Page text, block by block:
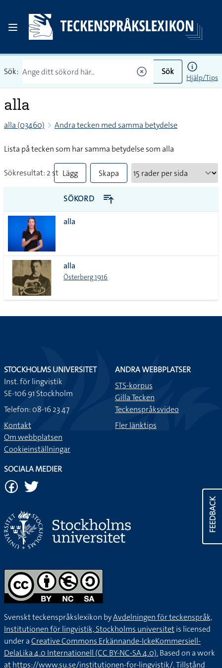
Sök: Sök
Hjälp/Tips
alla
alla (03460) Andra tecken med samma betydelse
Lista på tecken som har samma betydelse som alla
Sökresultat: 2 st Lägg
till
alla i
Skapa
PDF
SÖKORD
alla
alla
Österberg 1916
FEEDBACK
STOCKHOLMS UNIVERSITET
Inst. för lingvistik
SE-106 91 Stockholm
Telefon: 08-16 23 47
Kontakt
Om webbplatsen
Cookieinställningar
ANDRA WEBBPLATSER
STS-korpus
Gilla Tecken
Teckenspråksvideo
Fler länktips
SOCIALA MEDIER
Svenskt teckenspråkslexikon byAvdelningen för teckenspråk,
Institutionen för lingvistik, Stockholms universitetis licensed
under aCreative Commons Erkännande-IckeKommersiell-
DelaLika 4.0 Internationell (CC BY-NC-SA 4.0).Based on a work
athttps://www.su.se/institutionen-for-lingvistik/. Tillstånd